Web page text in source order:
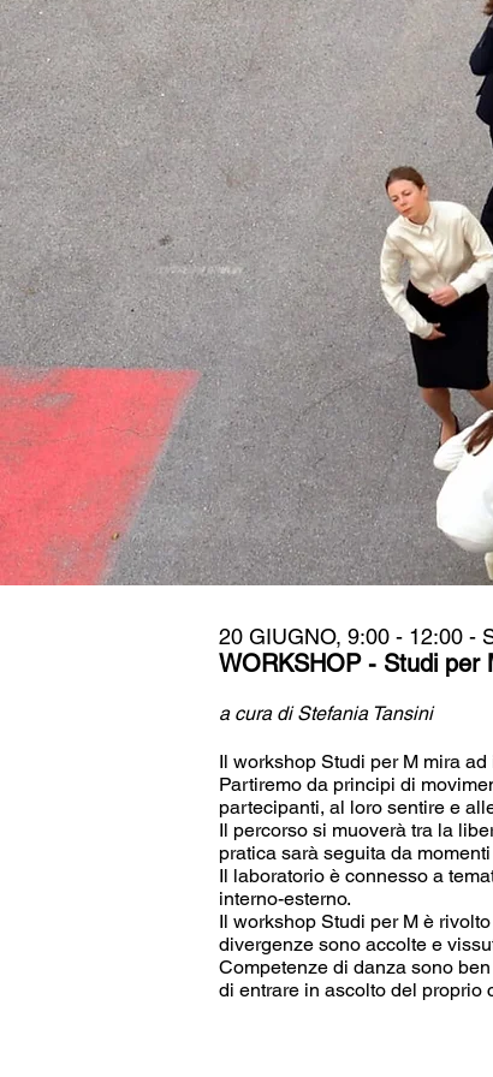
20 GIUGNO, 9:00 - 12:00 -
WORKSHOP - Studi per
a cura di Stefania Tansini
Il workshop Studi per M mira
Partiremo da principi di
partecipanti, al loro sentire e
Il percorso si muoverà tra la
pratica sarà seguita da
Il laboratorio è connesso a
interno-esterno.
Il workshop Studi per M è
divergenze sono accolte e
Competenze di danza sono
di entrare in ascolto del proprio